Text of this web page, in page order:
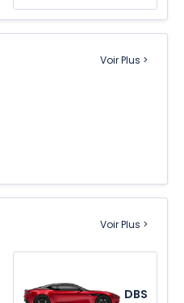
Voir Plus >
Voir Plus >
DBS